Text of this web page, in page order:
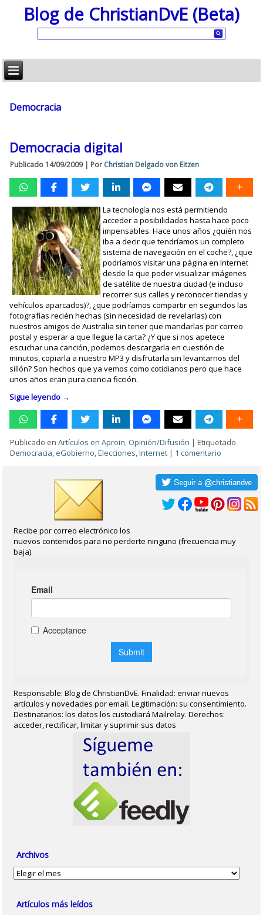
Blog de ChristianDvE (Beta)
Democracia
Democracia digital
Publicado 14/09/2009| Por Christian Delgado von Eitzen
La tecnología nos está permitiendo
acceder a posibilidades hasta hace poco
impensables. Hace unos años ¿quién nos
iba a decir que tendríamos un completo
sistema de navegación en el coche?, ¿que
podríamos visitar una página en Internet
desde la que poder visualizar imágenes
de satélite de nuestra ciudad (e incluso
recorrer sus calles y reconocer tiendas y
vehículos aparcados)?, ¿que podríamos compartir en segundos las
fotografías recién hechas (sin necesidad de revelarlas) con
nuestros amigos de Australia sin tener que mandarlas por correo
postal y esperar a que llegue la carta? ¿Y que si nos apetece
escuchar una canción, podemos descargarla en cuestión de
minutos, copiarla a nuestro MP3 y disfrutarla sin levantarnos del
sillón? Son hechos que ya vemos como cotidianos pero que hace
unos años eran pura ciencia ficción.
Sigue leyendo →
Publicado en Artículos en Aproin, Opinión/Difusión |Etiquetado
Democracia, eGobierno,Elecciones,Internet | 1 comentario
Recibe por correo electrónico los
nuevos contenidos para no perderte ninguno (frecuencia muy
baja).
Responsable: Blog de ChristianDvE. Finalidad: enviar nuevos
artículos y novedades por email. Legitimación: su consentimiento.
Destinatarios: los datos los custodiará Mailrelay. Derechos:
acceder, rectificar, limitar y suprimir sus datos
Archivos
Archivos
Artículos más leídos